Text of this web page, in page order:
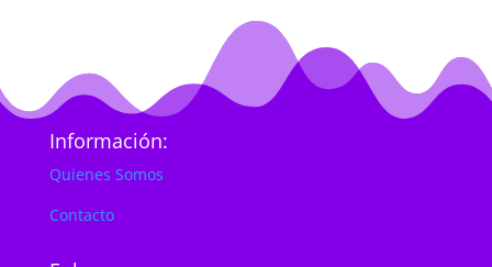
Información:
Quienes Somos
Contacto